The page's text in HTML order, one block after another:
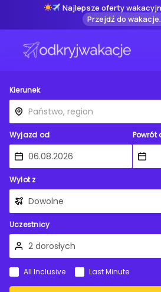
Najlepsze oferty
Przejdź do
Kierunek
Wyjazd od Powrót
Wylot z
Uczestnicy
All Inclusive Last Minute